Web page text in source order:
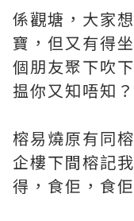
係觀塘，大家
寶，但又有得
個朋友聚下吹
揾你又知唔知
榕易燒原有同
企樓下間榕記
得，食佢，食